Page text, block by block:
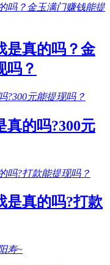
是真的吗？金
吗？
真的吗?300元
是真的吗?打款